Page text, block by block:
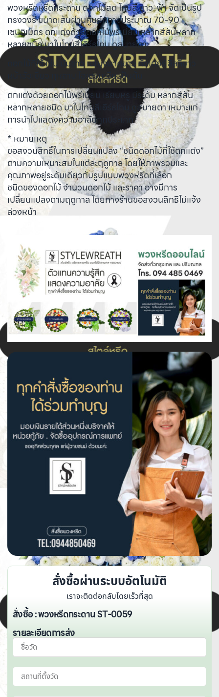
พวงหรีดหรีดกระดาน ดอกไม้สด โทนสี ขาว-ฟ้า จัดเป็นรูป
ทรงวงรี ขนาดเส้นผ่านศูนย์กลางประมาณ 70-90
เซนติเมตร ตกแต่งด้วยดอกไม้พรีเมี่ยม หลากสีสันหลาก
หลายชนิด มาในโทนสีเอิร์ธโทน ดูสบายตา
ดอกไม้ที่ใช้ เช่น มัมขาว เบญจมาศขาว คัตเตอร์ ลิลลี่ขาว
หน้าวัวเขียว กุหลาบ ไฮเดรนเยีย เป็นต้น
ตกแต่งด้วยดอกไม้พรีเมี่ยม เรียบหรู มีระดับ หลากสีสัน
หลากหลายชนิด มาในโทนสีเอิร์ธโทน ดูสบายตา เหมาะแก่
การนำไปแสดงความอาลัยทุกประเภท
* หมายเหตุ
ขอสงวนสิทธิ์ในการเปลี่ยนแปลง “ชนิดดอกไม้ที่ใช้ตกแต่ง”
ตามความเหมาะสมในแต่ละฤดูกาล โดยให้ภาพรวมและ
คุณภาพอยู่ระดับเดียวกับรูปแบบพวงหรีดที่เลือก
ชนิดของดอกไม้ จำนวนดอกไม้ และราคา อาจมีการ
เปลี่ยนแปลงตามฤดูกาล โดยทางร้านขอสงวนสิทธิไม่แจ้ง
ล่วงหน้า
สั่งซื้อผ่านระบบอัตโนมัติ
เราจะติดต่อกลับโดยเร็วที่สุด
สั่งซื้อ : พวงหรีดกระดาน ST-0059
รายละเอียดการส่ง